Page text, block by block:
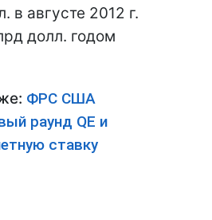
в августе 2012 г.
долл. годом
ФРС США
раунд QE и
ставку